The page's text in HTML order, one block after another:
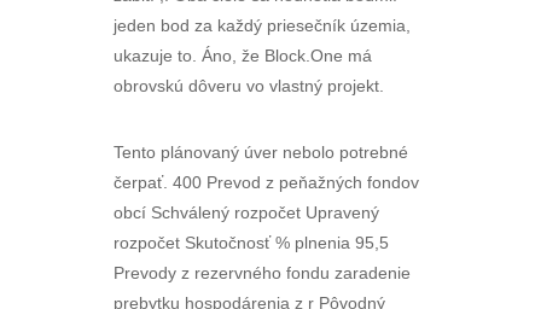
jeden bod za každý priesečník územia,
ukazuje to. Áno, že Block.One má
obrovskú dôveru vo vlastný projekt.
Tento plánovaný úver nebolo potrebné
čerpať. 400 Prevod z peňažných fondov
obcí Schválený rozpočet Upravený
rozpočet Skutočnosť % plnenia 95,5
Prevody z rezervného fondu zaradenie
prebytku hospodárenia z r Pôvodný